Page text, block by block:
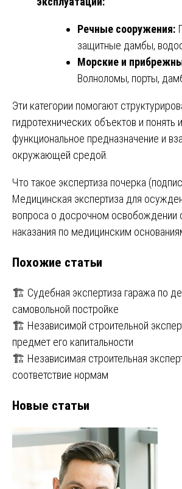
Речные сооружения:
защитные дамбы,
Морские и
Волноломы, порты,
Эти категории помогают
гидротехнических объектов и понять
функциональное предназначение и
окружающей средой.
Навигация
по
записям
Что такое экспертиза почерка
Медицинская экспертиза для
вопроса о досрочном освобождении
наказания по медицинским
Похожие статьи
🏗️ Судебная экспертиза гаража по
самовольной постройке
🏗️ Независимой строительной
предмет его капитальности
🏗️ Независимая строительная
соответствие нормам
Новые статьи